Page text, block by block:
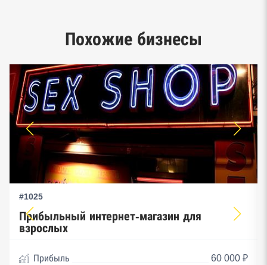
предпринимательства ФНС
Похожие бизнесы
#1025
Прибыльный интернет-магазин для
взрослых
Прибыль
60 000 ₽